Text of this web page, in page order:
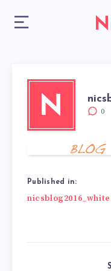
N 0
Published in:
nicsblog2016_white